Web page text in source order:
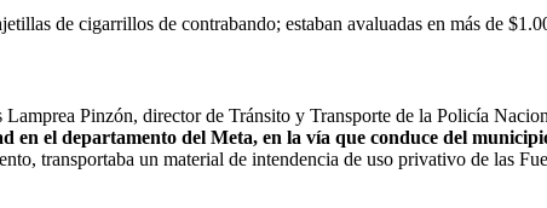
de cigarrillos de contrabando; estaban avaluadas en más de
Pinzón, director de Tránsito y Transporte de la Policía
en el departamento del Meta, en la vía que conduce del
transportaba un material de intendencia de uso privativo de las